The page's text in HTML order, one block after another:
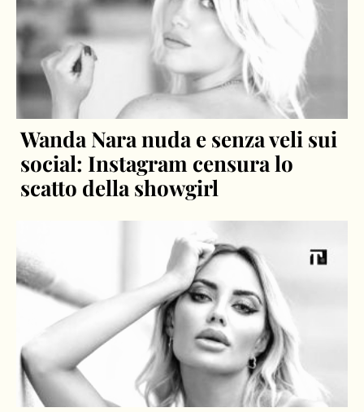
Wanda Nara nuda e senza veli sui
social: Instagram censura lo
scatto della showgirl